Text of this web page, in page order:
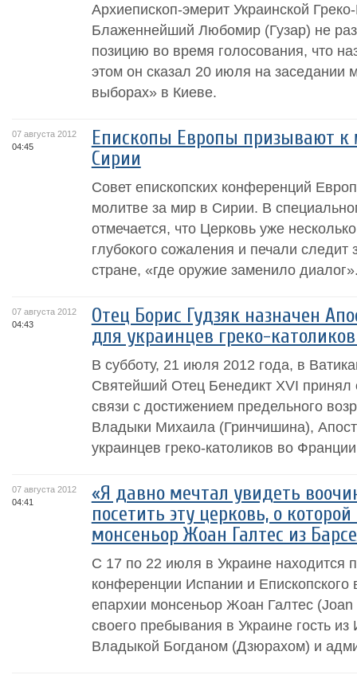
Архиепископ-эмерит Украинской
Блаженнейший Любомир (Гузар) не
позицию во время голосования, что
этом он сказал 20 июля на заседании
выборах» в Киеве.
07 августа 2012
04:45
Епископы Европы призывают к
Сирии
Совет епископских конференций
молитве за мир в Сирии. В
отмечается, что Церковь уже
глубокого сожаления и печали
стране, «где оружие заменило
07 августа 2012
04:43
Отец Борис Гудзяк назначен
для украинцев греко-
В субботу, 21 июля 2012 года, в
Святейший Отец Бенедикт XVI принял
связи с достижением предельного
Владыки Михаила (Гринчишина),
украинцев греко-католиков во
07 августа 2012
04:41
«Я давно мечтал увидеть
посетить эту церковь, о
монсеньор Жоан Галтес из
С 17 по 22 июля в Украине находится
конференции Испании и Епископского
епархии монсеньор Жоан Галтес
своего пребывания в Украине гость из
Владыкой Богданом (Дзюрахом) и